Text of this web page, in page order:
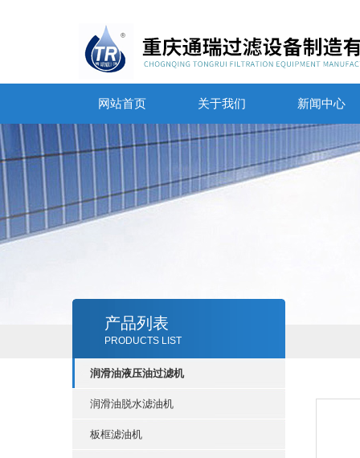
网站首页 关于我们 新闻中心
产品列表
PRODUCTS LIST
润滑油液压油过滤机
润滑油脱水滤油机
板框滤油机